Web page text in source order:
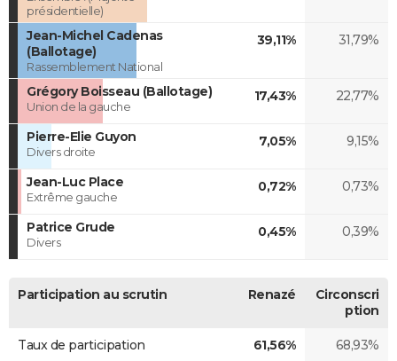
présidentielle)
Jean-Michel Cadenas
(Ballotage)
Rassemblement National
39,11% 31,79%
Grégory Boisseau (Ballotage)
Union de la gauche
17,43% 22,77%
Pierre-Elie Guyon
Divers droite
7,05% 9,15%
Jean-Luc Place
Extrême gauche
0,72% 0,73%
Patrice Grude
Divers
0,45% 0,39%
Participation au scrutin Renazé
Circonscri
ption
Taux de participation 61,56% 68,93%